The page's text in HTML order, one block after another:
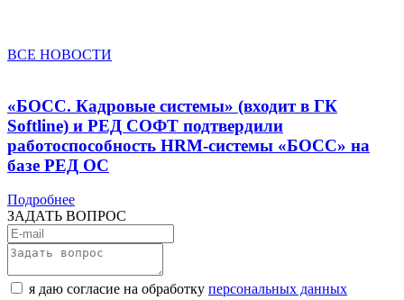
ВСЕ НОВОСТИ
«БОСС. Кадровые системы» (входит в ГК
Softline) и РЕД СОФТ подтвердили
работоспособность HRM-системы «БОСС» на
базе РЕД ОС
Подробнее
ЗАДАТЬ ВОПРОС
я даю согласие на обработку персональных данных